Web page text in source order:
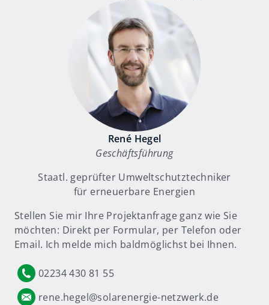
René Hegel
Geschäftsführung
Staatl. geprüfter Umweltschutztechniker
für erneuerbare Energien
Stellen Sie mir Ihre Projektanfrage ganz wie Sie
möchten: Direkt per Formular, per Telefon oder
Email. Ich melde mich baldmöglichst bei Ihnen.
02234 430 81 55
rene.hegel@solarenergie-netzwerk.de